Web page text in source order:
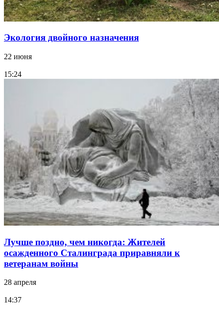
Экология двойного назначения
22 июня
15:24
Лучше поздно, чем никогда: Жителей
осажденного Сталинграда приравняли к
ветеранам войны
28 апреля
14:37